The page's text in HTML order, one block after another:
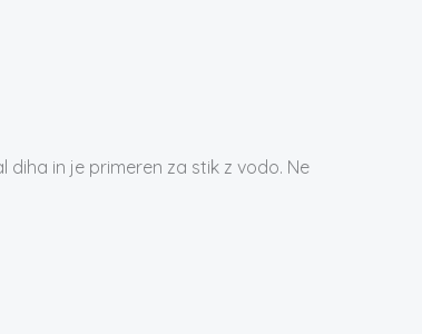
in je primeren za stik z vodo. Ne